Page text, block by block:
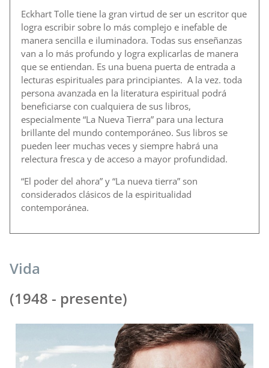
Eckhart Tolle tiene la gran virtud de ser un escritor que
logra escribir sobre lo más complejo e inefable de
manera sencilla e iluminadora. Todas sus enseñanzas
van a lo más profundo y logra explicarlas de manera
que se entiendan. Es una buena puerta de entrada a
lecturas espirituales para principiantes. A la vez. toda
persona avanzada en la literatura espiritual podrá
beneficiarse con cualquiera de sus libros,
especialmente “La Nueva Tierra” para una lectura
brillante del mundo contemporáneo. Sus libros se
pueden leer muchas veces y siempre habrá una
relectura fresca y de acceso a mayor profundidad.
“El poder del ahora” y “La nueva tierra” son
considerados clásicos de la espiritualidad
contemporánea.
Vida
(1948 - presente)